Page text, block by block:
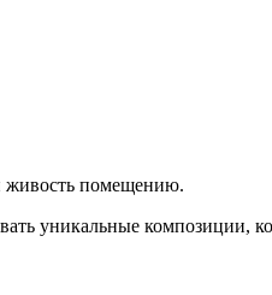
помещению.
уникальные композиции,